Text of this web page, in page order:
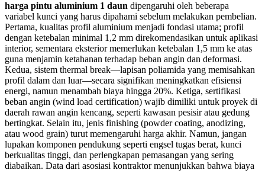
harga pintu aluminium 1 daun dipengaruhi oleh beberapa
variabel kunci yang harus dipahami sebelum melakukan pembelian.
Pertama, kualitas profil aluminium menjadi fondasi utama; profil
dengan ketebalan minimal 1,2 mm direkomendasikan untuk aplikasi
interior, sementara eksterior memerlukan ketebalan 1,5 mm ke atas
guna menjamin ketahanan terhadap beban angin dan deformasi.
Kedua, sistem thermal break—lapisan poliamida yang memisahkan
profil dalam dan luar—secara signifikan meningkatkan efisiensi
energi, namun menambah biaya hingga 20%. Ketiga, sertifikasi
beban angin (wind load certification) wajib dimiliki untuk proyek di
daerah rawan angin kencang, seperti kawasan pesisir atau gedung
bertingkat. Selain itu, jenis finishing (powder coating, anodizing,
atau wood grain) turut memengaruhi harga akhir. Namun, jangan
lupakan komponen pendukung seperti engsel tugas berat, kunci
berkualitas tinggi, dan perlengkapan pemasangan yang sering
diabaikan. Data dari asosiasi kontraktor menunjukkan bahwa biaya